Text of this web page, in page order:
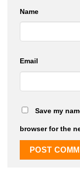
Name
Email
Save my
browser for the